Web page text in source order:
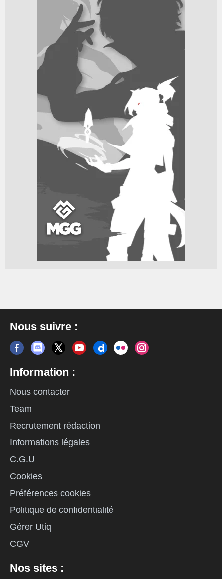
Nous suivre :
Information :
Nous contacter
Team
Recrutement rédaction
Informations légales
C.G.U
Cookies
Préférences cookies
Politique de confidentialité
Gérer Utiq
CGV
Nos sites :